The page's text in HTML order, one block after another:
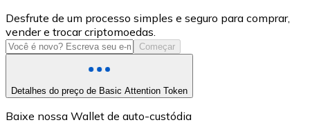
USDC
Desfrute de um processo simples e seguro para comprar,
vender e trocar criptomoedas.
Começar
Detalhes do preço de Basic Attention Token
Baixe nossa Wallet de auto-custódia